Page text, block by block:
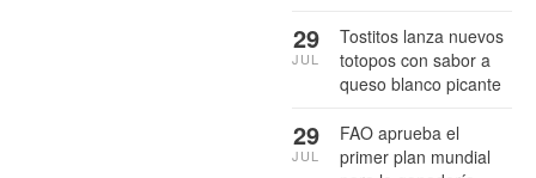
Tostitos lanza nuevos
totopos con sabor a
queso blanco picante
29
JUL
FAO aprueba el
primer plan mundial
29
JUL